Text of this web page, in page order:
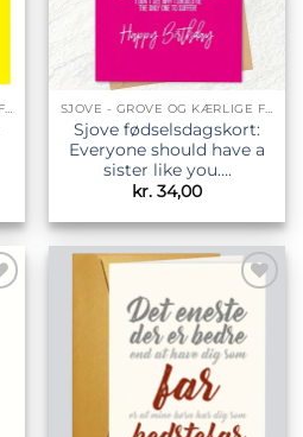
SJOVE - GROVE OG KÆRLIGE FØDSELSDAGSKORT SJOVE - GROVE OG KÆRLIGE FØDSELSDAGSKORT
Sjove fødselsdagskort:
Everyone should have a
sister like you….
kr. 34,00
Tilføj til
ønskeliste